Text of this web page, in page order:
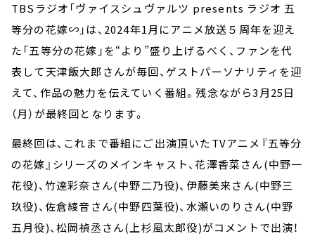
TBSラジオ「ヴァイスシュヴァルツ presents ラジオ 五
等分の花嫁∽」は、2024年1月にアニメ放送５周年を迎え
た「五等分の花嫁」を“より”盛り上げるべく、ファンを代
表して天津飯大郎さんが毎回、ゲストパーソナリティを迎
えて、作品の魅力を伝えていく番組。残念ながら3月25日
（月）が最終回となります。
最終回は、これまで番組にご出演頂いたTVアニメ『五等分
の花嫁』シリーズのメインキャスト、花澤香菜さん(中野一
花役)、竹達彩奈さん(中野二乃役)、伊藤美来さん(中野三
玖役)、佐倉綾音さん(中野四葉役)、水瀬いのりさん(中野
五月役)、松岡禎丞さん(上杉風太郎役)がコメントで出演！